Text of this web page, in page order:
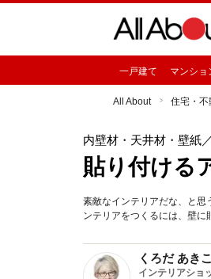
一戸建て マンショ
All About 住宅・不
内壁材・天井材・壁紙
貼り付ける
素敵なインテリアだな、と思
ンテリアをつくるには、壁に
くろだ あきこ
インテリアショ